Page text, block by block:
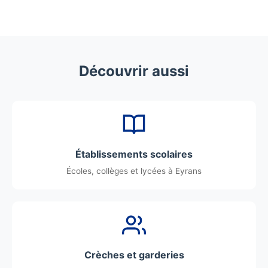
Découvrir aussi
Établissements scolaires
Écoles, collèges et lycées à Eyrans
Crèches et garderies